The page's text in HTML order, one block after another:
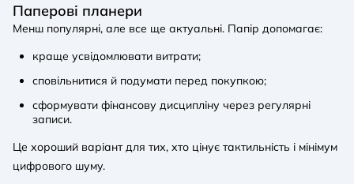
Паперові планери
Менш популярні, але все ще актуальні. Папір допомагає:
краще усвідомлювати витрати;
сповільнитися й подумати перед покупкою;
сформувати фінансову дисципліну через регулярні
записи.
Це хороший варіант для тих, хто цінує тактильність і мінімум
цифрового шуму.